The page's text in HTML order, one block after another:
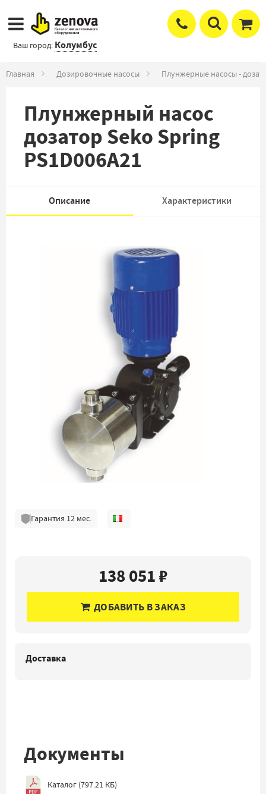
Ваш город: Колумбус
Главная Дозировочные насосы Плунжерные насосы -
Плунжерный насос
дозатор Seko Spring
PS1D006A21
Описание Характеристики
Гарантия 12мес.
138 051 ₽
ДОБАВИТЬ В ЗАКАЗ
Доставка
Документы
Каталог (797.21 КБ)